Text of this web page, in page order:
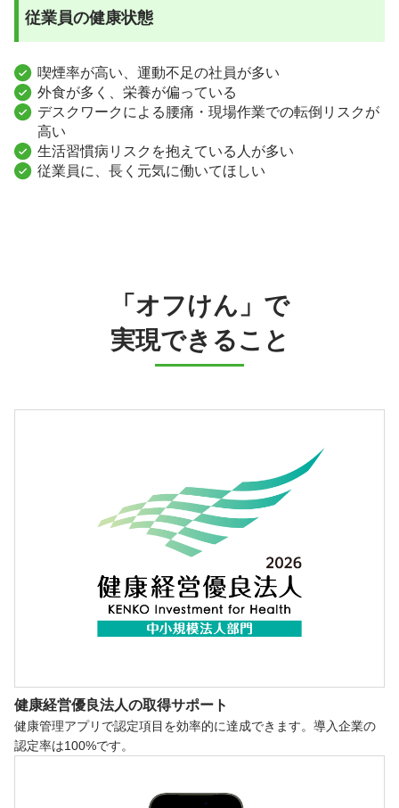
従業員の健康状態
喫煙率が高い、運動不足の社員が多い
外食が多く、栄養が偏っている
デスクワークによる腰痛・現場作業での転倒リスクが
高い
生活習慣病リスクを抱えている人が多い
従業員に、長く元気に働いてほしい
「オフけん」で
実現できること
健康経営優良法人の取得サポート
健康管理アプリで認定項目を効率的に達成できます。導入企業の
認定率は100%です。